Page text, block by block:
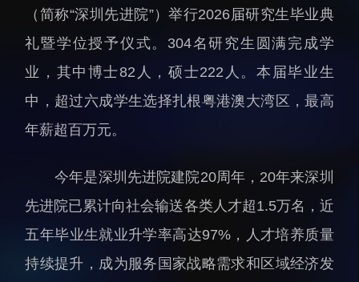
人才概况
人才介绍
人才动态
博士后
综合处
人力资源处
财务资产处
合作转化处
教育处
（简称“深圳先进院”）举行2026届研究生毕业典
礼暨学位授予仪式。304名研究生圆满完成学
业，其中博士82人，硕士222人。本届毕业生
中，超过六成学生选择扎根粤港澳大湾区，最高
年薪超百万元。
今年是深圳先进院建院20周年，20年来深圳
先进院已累计向社会输送各类人才超1.5万名，近
五年毕业生就业升学率高达97%，人才培养质量
持续提升，成为服务国家战略需求和区域经济发